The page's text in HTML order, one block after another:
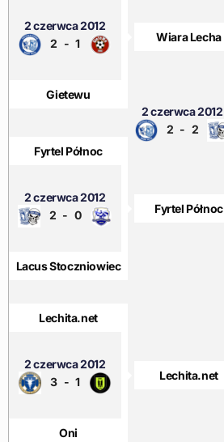
2 czerwca 2012
2 - 1 Wiara Lecha
2 czerwca 2012
2 - 2
Gietewu
Fyrtel Północ
2 czerwca 2012
2 - 0 Fyrtel Północ
Lacus Stoczniowiec
Lechita.net
2 czerwca 2012
3 - 1 Lechita.net
Oni